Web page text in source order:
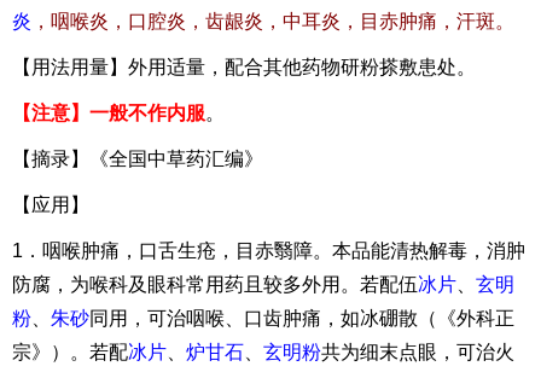
炎 ，咽喉炎，口腔炎，齿龈炎，中耳炎，目赤肿痛，汗斑。
【用法用量】外用适量，配合其他药物研粉搽敷患处。
【注意】一般不作内服。
【摘录】《全国中草药汇编》
【应用】
1．咽喉肿痛，口舌生疮，目赤翳障。本品能清热解毒，消肿
防腐，为喉科及眼科常用药且较多外用。若配伍冰片
玄明
粉
朱砂同用，可治咽喉、口齿肿痛，如冰硼散（《外科正
宗》）。若配冰片 炉甘石 玄明粉共为细末点眼，可治火